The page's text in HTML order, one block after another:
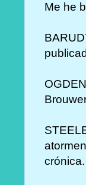
Me he